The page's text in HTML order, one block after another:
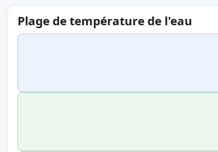
Plage de température de l'eau